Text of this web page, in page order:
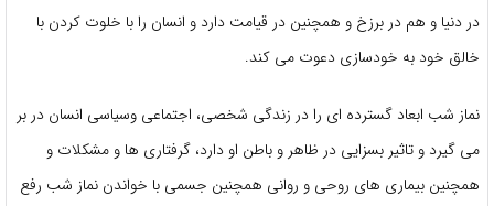
در دنیا و هم در برزخ و همچنین در قیامت دارد و انسان را با خلوت کردن با
خالق خود به خودسازی دعوت می کند.
نماز شب ابعاد گسترده ای را در زندگی شخصی، اجتماعی وسیاسی انسان در بر
می گیرد و تاثیر بسزایی در ظاهر و باطن او دارد، گرفتاری ها و مشکلات و
همچنین بیماری های روحی و روانی همچنین جسمی با خواندن نماز شب رفع